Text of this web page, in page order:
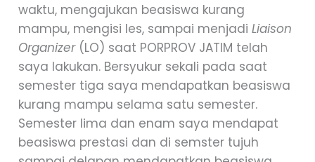
waktu, mengajukan beasiswa kurang
mampu, mengisi les, sampai menjadiLiaison
Organizer(LO) saat PORPROV JATIM telah
saya lakukan. Bersyukur sekali pada saat
semester tiga saya mendapatkan beasiswa
kurang mampu selama satu semester.
Semester lima dan enam saya mendapat
beasiswa prestasi dan di semster tujuh